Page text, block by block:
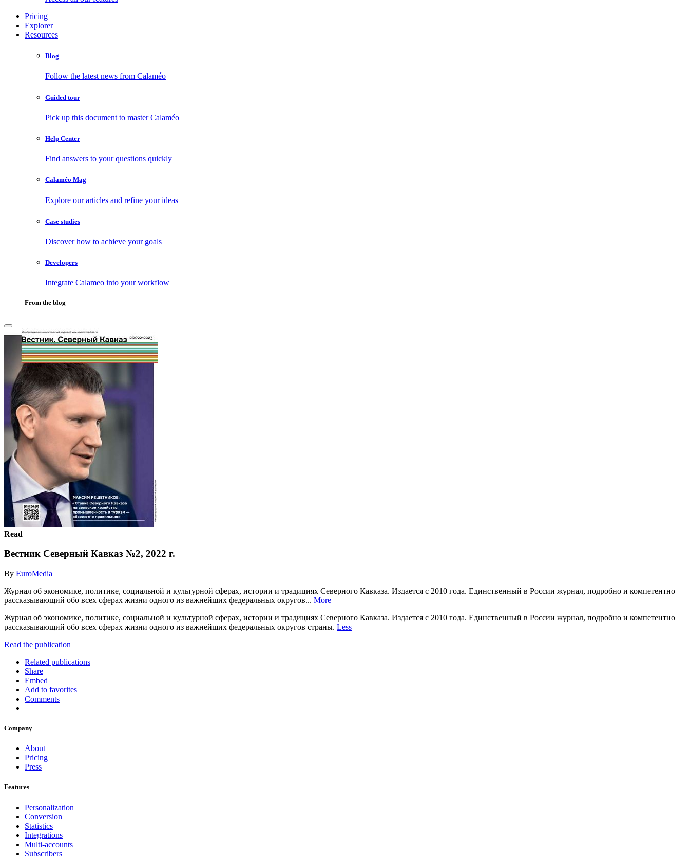
Pricing
Explorer
Resources
Blog
Follow the latest news from Calaméo
Guided tour
Pick up this document to master Calaméo
Help Center
Find answers to your questions quickly
Calaméo Mag
Explore our articles and refine your ideas
Case studies
Discover how to achieve your goals
Developers
Integrate Calameo into your workflow
From the blog
Read
Вестник Северный Кавказ №2, 2022 г.
By EuroMedia
Журнал об экономике, политике, социальной и культурной сферах, истории и традициях Северного Кавказа. Издается с 2010 года. Единственный в России журнал, подробно и компетентно
рассказывающий обо всех сферах жизни одного из важнейших федеральных округов... More
Журнал об экономике, политике, социальной и культурной сферах, истории и традициях Северного Кавказа. Издается с 2010 года. Единственный в России журнал, подробно и компетентно
рассказывающий обо всех сферах жизни одного из важнейших федеральных округов страны. Less
Read the publication
Related publications
Share
Embed
Add to favorites
Comments
Company
About
Pricing
Press
Features
Personalization
Conversion
Statistics
Integrations
Multi-accounts
Subscribers